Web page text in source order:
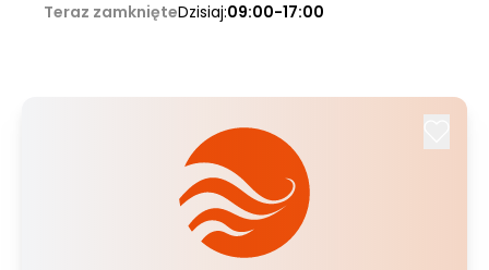
Teraz zamknięteDzisiaj:09:00-17:00